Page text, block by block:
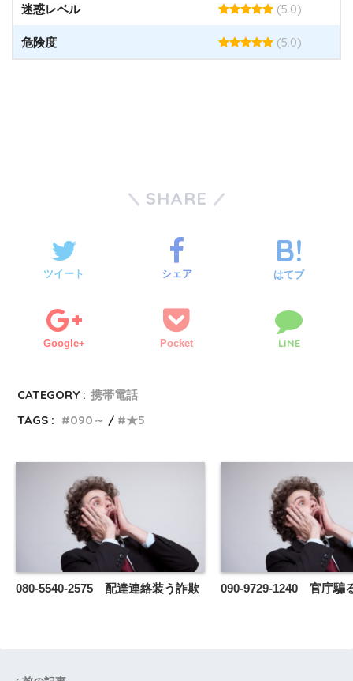
迷惑レベル (5.0)
危険度 (5.0)
SHARE
ツイート シェア はてブ
Google+ Pocket LINE
CATEGORY : 携帯電話
TAGS :
090～ ★5
080-5540-2575 配達連絡装う詐欺 090-9729-1240 官庁騙